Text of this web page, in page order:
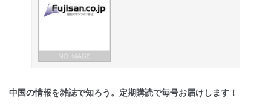
中国の情報を雑誌で知ろう。定期購読で毎号お届けします！